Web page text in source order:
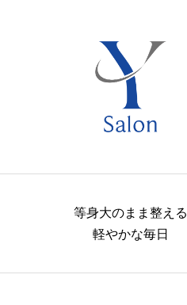
等身大のまま整える
軽やかな毎日